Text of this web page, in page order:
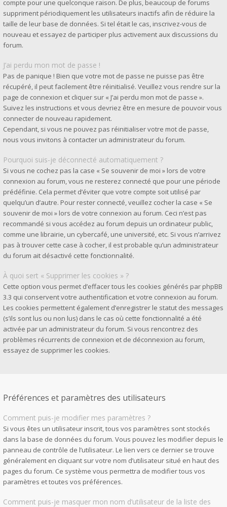
compte pour une quelconque raison. De plus, beaucoup de forums
suppriment périodiquement les utilisateurs inactifs afin de réduire la
taille de leur base de données. Si tel était le cas, inscrivez-vous de
nouveau et essayez de participer plus activement aux discussions du
forum.
J’ai perdu mon mot de passe !
Pas de panique ! Bien que votre mot de passe ne puisse pas être
récupéré, il peut facilement être réinitialisé. Veuillez vous rendre sur la
page de connexion et cliquer sur « J’ai perdu mon mot de passe ».
Suivez les instructions et vous devriez être en mesure de pouvoir vous
connecter de nouveau rapidement.
Cependant, si vous ne pouvez pas réinitialiser votre mot de passe,
nous vous invitons à contacter un administrateur du forum.
Pourquoi suis-je déconnecté automatiquement ?
Si vous ne cochez pas la case « Se souvenir de moi » lors de votre
connexion au forum, vous ne resterez connecté que pour une période
prédéfinie. Cela permet d’éviter que votre compte soit utilisé par
quelqu’un d’autre. Pour rester connecté, veuillez cocher la case « Se
souvenir de moi » lors de votre connexion au forum. Ceci n’est pas
recommandé si vous accédez au forum depuis un ordinateur public,
comme une librairie, un cybercafé, une université, etc. Si vous n’arrivez
pas à trouver cette case à cocher, il est probable qu’un administrateur
du forum ait désactivé cette fonctionnalité.
À quoi sert « Supprimer les cookies » ?
Cette option vous permet d’effacer tous les cookies générés par phpBB
3.3 qui conservent votre authentification et votre connexion au forum.
Les cookies permettent également d’enregistrer le statut des messages
(s’ils sont lus ou non lus) dans le cas où cette fonctionnalité a été
activée par un administrateur du forum. Si vous rencontrez des
problèmes récurrents de connexion et de déconnexion au forum,
essayez de supprimer les cookies.
Préférences et paramètres des utilisateurs
Comment puis-je modifier mes paramètres ?
Si vous êtes un utilisateur inscrit, tous vos paramètres sont stockés
dans la base de données du forum. Vous pouvez les modifier depuis le
panneau de contrôle de l’utilisateur. Le lien vers ce dernier se trouve
généralement en cliquant sur votre nom d’utilisateur situé en haut des
pages du forum. Ce système vous permettra de modifier tous vos
paramètres et toutes vos préférences.
Comment puis-je masquer mon nom d’utilisateur de la liste des